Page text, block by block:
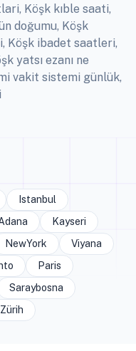
Köşk kıble saati,
doğumu, Köşk
Köşk ibadet saatleri,
yatsı ezanı ne
vakit sistemi günlük,
Istanbul
Kayseri
NewYork
Viyana
Paris
Saraybosna
Zürih